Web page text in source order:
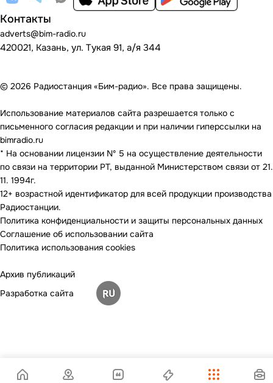
Контакты
adverts@bim-radio.ru
420021, Казань, ул. Тукая 91, а/я 344
© 2026 Радиостанция «Бим-радио». Все права защищены.
Использование материалов сайта разрешается только с
письменного согласия редакции и при наличии гиперссылки на
bimradio.ru
* На основании лицензии Nº 5 на осуществление деятельности
по связи на территории РТ, выданной Министерством связи от 21.
11. 1994г.
12+ возрастной идентификатор для всей продукции производства
Радиостанции.
Политика конфиденциальности и защиты персональных данных
Соглашение об использовании сайта
Политика использования cookies
Архив публикаций
Разработка сайта